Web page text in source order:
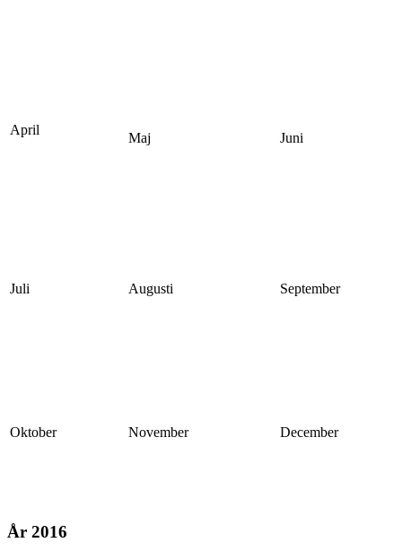
April
Maj Juni
Juli Augusti September
Oktober November December
År 2016